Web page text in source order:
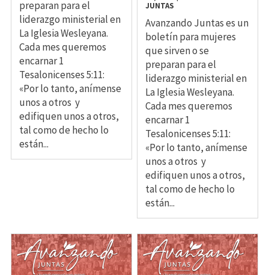
preparan para el
liderazgo ministerial en
La Iglesia Wesleyana.
Cada mes queremos
encarnar 1
Tesalonicenses 5:11:
«Por lo tanto, anímense
unos a otros y
edifiquen unos a otros,
tal como de hecho lo
están...
JUNTAS
Avanzando Juntas es un
boletín para mujeres
que sirven o se
preparan para el
liderazgo ministerial en
La Iglesia Wesleyana.
Cada mes queremos
encarnar 1
Tesalonicenses 5:11:
«Por lo tanto, anímense
unos a otros y
edifiquen unos a otros,
tal como de hecho lo
están...